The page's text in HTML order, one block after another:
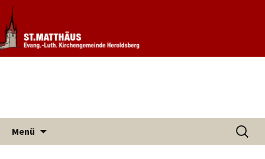
Evang. Kirchengemeinde St.
Matthäus Heroldsberg
Informationen rund um unsere
Kirchengemeinde
Menü
Suchen
nach: